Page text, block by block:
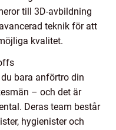
till 3D-avbildning
teknik för att
kvalitet.
bara anförtro din
– och det är
Deras team består
hygienister och